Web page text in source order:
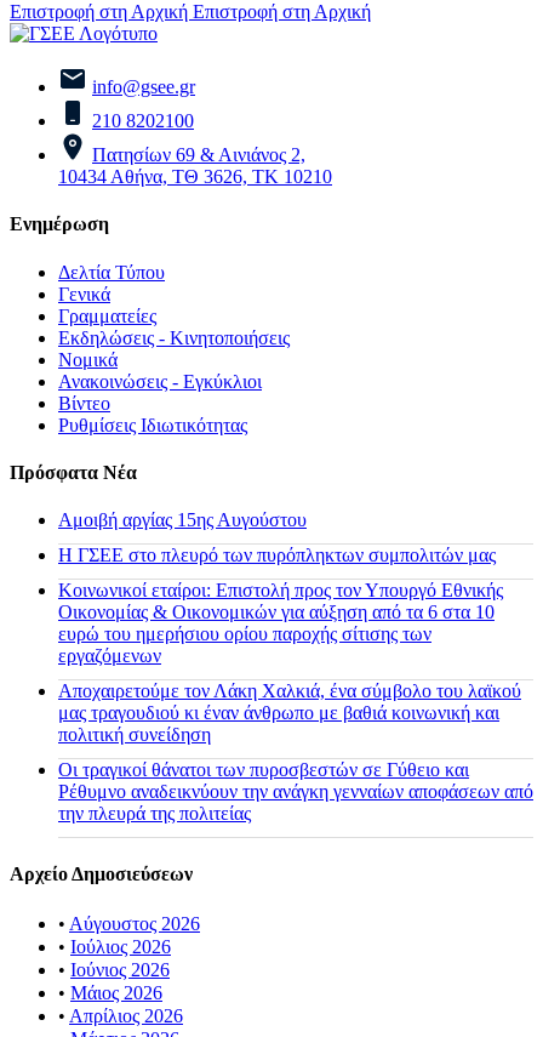
Επιστροφή στη Αρχική Επιστροφή στη Αρχική
info@gsee.gr
210 8202100
Πατησίων 69 & Αινιάνος 2,
10434 Αθήνα, ΤΘ 3626, ΤΚ 10210
Ενημέρωση
Δελτία Τύπου
Γενικά
Γραμματείες
Εκδηλώσεις - Κινητοποιήσεις
Νομικά
Ανακοινώσεις - Εγκύκλιοι
Βίντεο
Ρυθμίσεις Ιδιωτικότητας
Πρόσφατα Νέα
Αμοιβή αργίας 15ης Αυγούστου
H ΓΣΕΕ στο πλευρό των πυρόπληκτων συμπολιτών μας
Κοινωνικοί εταίροι: Επιστολή προς τον Υπουργό Εθνικής
Οικονομίας & Οικονομικών για αύξηση από τα 6 στα 10
ευρώ του ημερήσιου ορίου παροχής σίτισης των
εργαζόμενων
Αποχαιρετούμε τον Λάκη Χαλκιά, ένα σύμβολο του λαϊκού
μας τραγουδιού κι έναν άνθρωπο με βαθιά κοινωνική και
πολιτική συνείδηση
Οι τραγικοί θάνατοι των πυροσβεστών σε Γύθειο και
Ρέθυμνο αναδεικνύουν την ανάγκη γενναίων αποφάσεων από
την πλευρά της πολιτείας
Αρχείο Δημοσιεύσεων
• Αύγουστος 2026
• Ιούλιος 2026
• Ιούνιος 2026
• Μάιος 2026
• Απρίλιος 2026